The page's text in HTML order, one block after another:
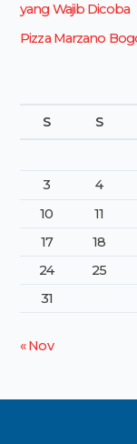
yang Wajib Dicoba
Pizza Marzano
S S
3
4
10
11
17
18
24
25
31
« Nov